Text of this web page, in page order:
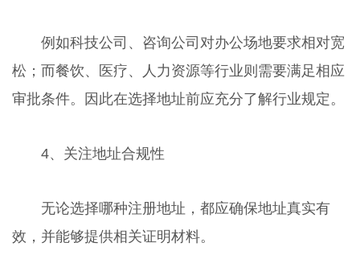
例如科技公司、咨询公司对办公场地要求相对宽
松；而餐饮、医疗、人力资源等行业则需要满足相应
审批条件。因此在选择地址前应充分了解行业规定。
4、关注地址合规性
无论选择哪种注册地址，都应确保地址真实有
效，并能够提供相关证明材料。